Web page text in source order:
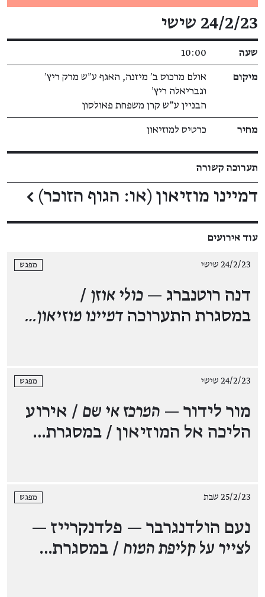
פרטי האירוע
24/2/23 שישי
שעה 10:00
מיקום
אולם מרכוס ב׳ מיזנה, האגף ע״ש מרק ריץ׳
וגבריאלה ריץ׳
הבניין ע"ש קרן משפחת פאולסון
מחיר כרטיס למוזיאון
תערוכה קשורה
דמיינו מוזיאון (או: הגוף הזוכר) ←
עוד אירועים
24/2/23 שישי מפגש
דנה רוטנברג — כולי אוזן /
במסגרת התערוכהדמיינו מוזיאון…
24/2/23 שישי מפגש
מור לידור — המרכז אי שם / אירוע
הליכה אל המוזיאון / במסגרת…
25/2/23 שבת מפגש
נעם הולדנגרבר — פלדנקרייז —
לצייר על קליפת המוח / במסגרת…